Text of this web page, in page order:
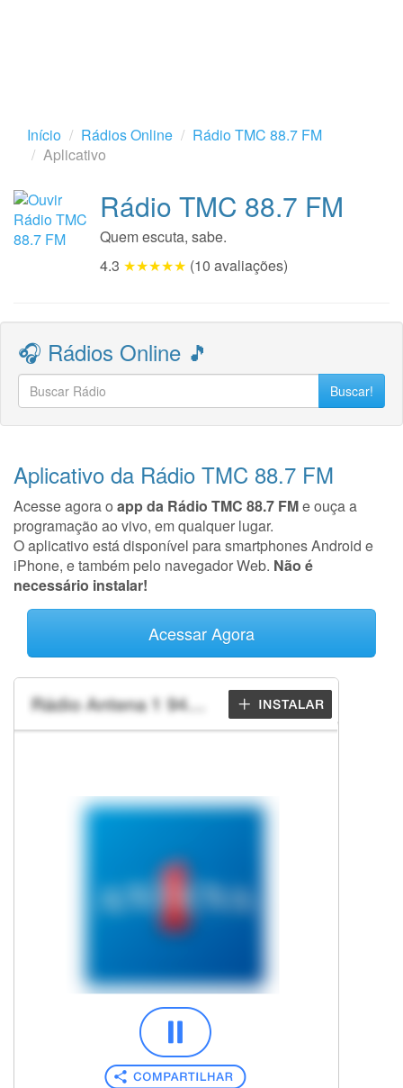
Início Rádios Online
Rádio TMC 88.7 FM
Aplicativo
Rádio TMC 88.7 FM
Quem escuta, sabe.
4.3 ★★★★★ (10 avaliações)
🎧 Rádios Online 🎵
Buscar!
Aplicativo da Rádio TMC 88.7 FM
Acesse agora o app da Rádio TMC 88.7 FMe ouça a
programação ao vivo, em qualquer lugar.
O aplicativo está disponível para smartphones Android e
iPhone, e também pelo navegador Web. Não é
necessário instalar!
Acessar Agora